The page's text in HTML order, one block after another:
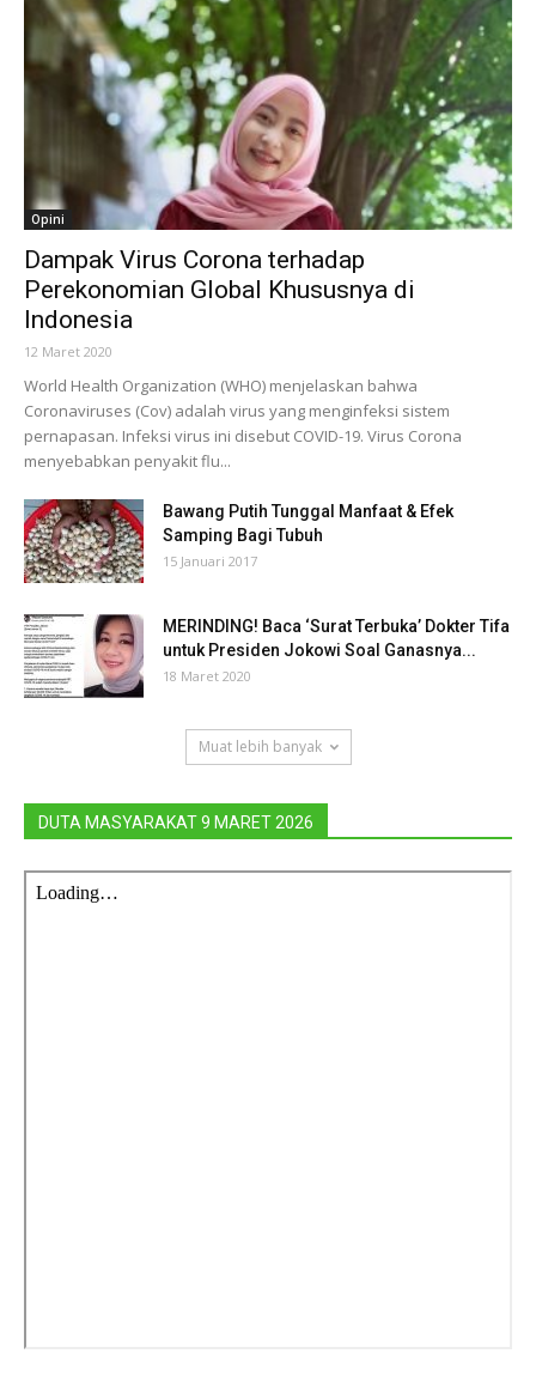
Opini
Dampak Virus Corona terhadap
Perekonomian Global Khususnya di
Indonesia
12 Maret 2020
World Health Organization (WHO) menjelaskan bahwa
Coronaviruses (Cov) adalah virus yang menginfeksi sistem
pernapasan. Infeksi virus ini disebut COVID-19. Virus Corona
menyebabkan penyakit flu...
Bawang Putih Tunggal Manfaat & Efek
Samping Bagi Tubuh
15 Januari 2017
MERINDING! Baca ‘Surat Terbuka’ Dokter Tifa
untuk Presiden Jokowi Soal Ganasnya...
18 Maret 2020
Muat lebih banyak
DUTA MASYARAKAT 9 MARET 2026